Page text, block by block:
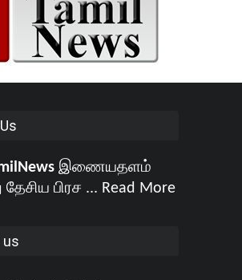
இணையதளம்
பிரச ... Read More
us